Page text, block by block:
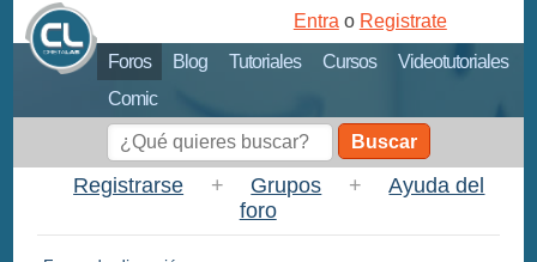
Foros Blog Tutoriales Cursos
Videotutoriales
Comic
Entra o Registrate
Buscar
Registrarse + Grupos +
Ayuda del
foro